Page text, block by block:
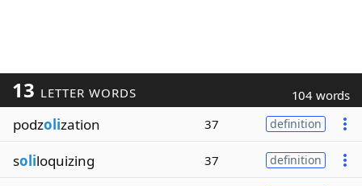
13 LETTER WORDS 104 words
podzolization 37 definition
soliloquizing 37 definition